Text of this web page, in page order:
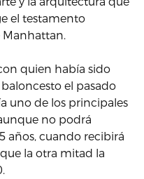
el testamento
quien había sido
el pasado
uno de los principales
no podrá
años, cuando recibirá
la otra mitad la